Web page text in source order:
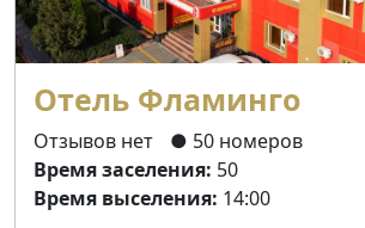
Отель Фламинго
Отзывов нет
● 50 номеров
Время заселения: 50
Время выселения: 14:00